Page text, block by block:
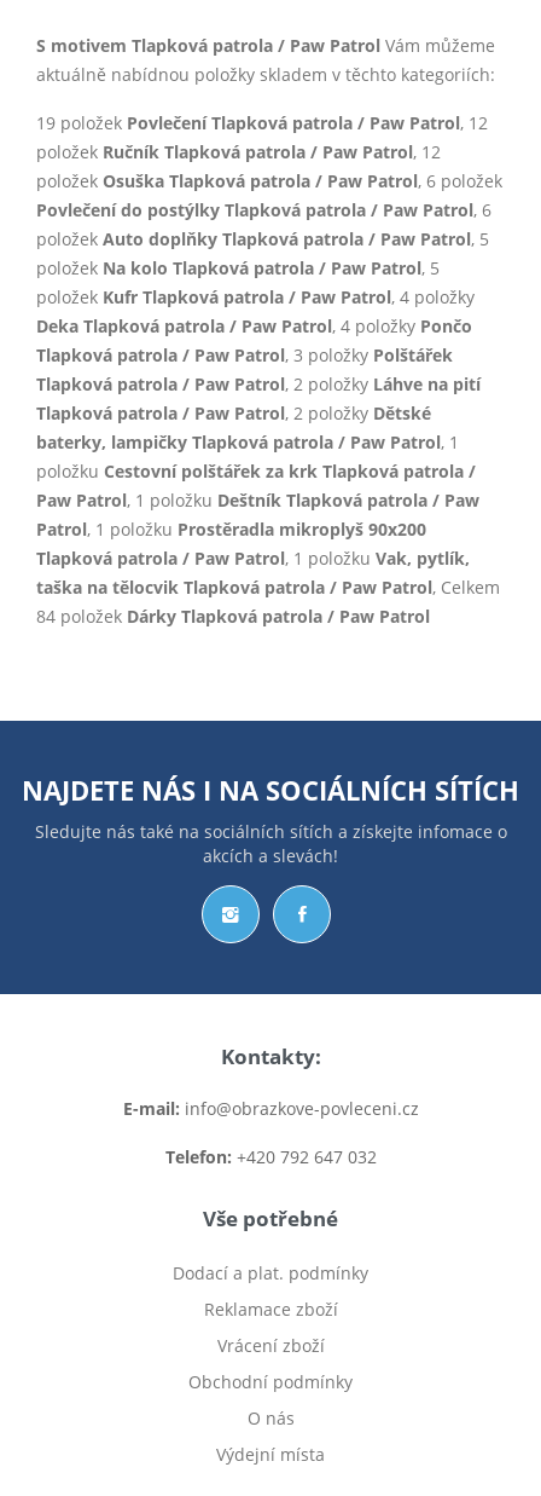
S motivem Tlapková patrola / Paw Patrol Vám můžeme
aktuálně nabídnou položky skladem v těchto kategoriích:
19 položek Povlečení Tlapková patrola / Paw Patrol, 12
položek Ručník Tlapková patrola / Paw Patrol, 12
položek Osuška Tlapková patrola / Paw Patrol, 6 položek
Povlečení do postýlky Tlapková patrola / Paw Patrol, 6
položek Auto doplňky Tlapková patrola / Paw Patrol, 5
položek Na kolo Tlapková patrola / Paw Patrol, 5
položek Kufr Tlapková patrola / Paw Patrol, 4 položky
Deka Tlapková patrola / Paw Patrol, 4 položky Pončo
Tlapková patrola / Paw Patrol, 3 položky Polštářek
Tlapková patrola / Paw Patrol, 2 položky Láhve na pití
Tlapková patrola / Paw Patrol, 2 položky Dětské
baterky, lampičky Tlapková patrola / Paw Patrol, 1
položku Cestovní polštářek za krk Tlapková patrola /
Paw Patrol, 1 položku Deštník Tlapková patrola / Paw
Patrol, 1 položku Prostěradla mikroplyš 90x200
Tlapková patrola / Paw Patrol, 1 položku Vak, pytlík,
taška na tělocvik Tlapková patrola / Paw Patrol, Celkem
84 položek Dárky Tlapková patrola / Paw Patrol
NAJDETE NÁS I NA SOCIÁLNÍCH SÍTÍCH
Sledujte nás také na sociálních sítích a získejte infomace o
akcích a slevách!
Kontakty:
E-mail: info@obrazkove-povleceni.cz
Telefon: +420 792 647 032
Vše potřebné
Dodací a plat. podmínky
Reklamace zboží
Vrácení zboží
Obchodní podmínky
O nás
Výdejní místa